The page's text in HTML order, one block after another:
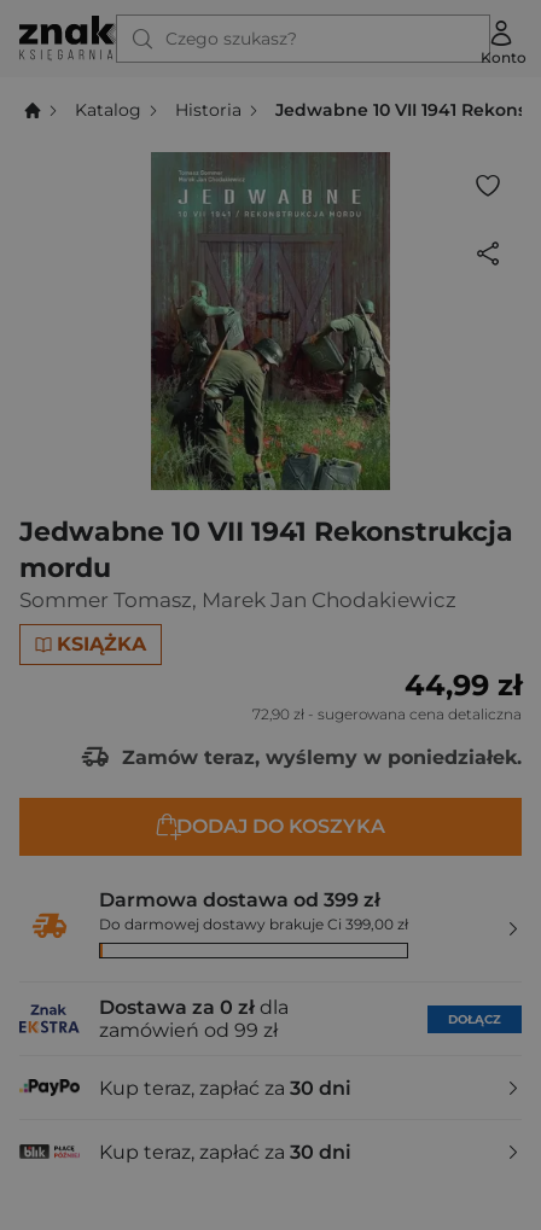
Czego szukasz?
Konto
Katalog Historia Jedwabne 10 VII 1941
Jedwabne 10 VII 1941 Rekonstrukcja
mordu
Sommer Tomasz, Marek Jan Chodakiewicz
KSIĄŻKA
44,99 zł
72,90 zł - sugerowana cena detaliczna
Zamów teraz, wyślemy w poniedziałek.
DODAJ DO KOSZYKA
Darmowa dostawa od 399 zł
Do darmowej dostawy brakuje Ci 399,00 zł
Dostawa za 0 zł dla
zamówień od 99 zł
DOŁĄCZ
Kup teraz, zapłać za 30 dni
Kup teraz, zapłać za 30 dni